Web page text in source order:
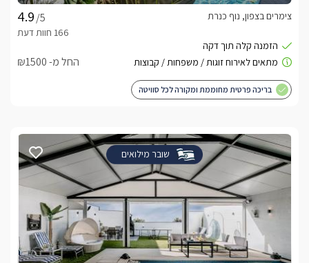
/5
צימרים בצפון, נוף כנרת
החל מ- ₪1500
בריכה פרטית מחוממת ומקורה לכל סוויטה
שובר מילואים